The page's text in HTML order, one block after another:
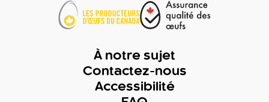
À notre sujet
Contactez-nous
Accessibilité